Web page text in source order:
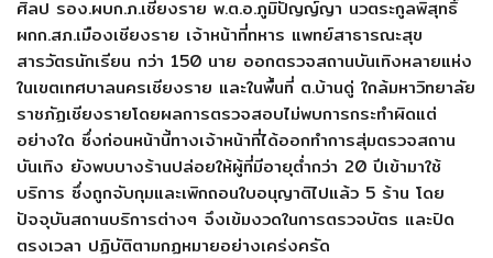
ศิลป รอง.ผบก.ภ.เชียงราย พ.ต.อ.ภูมิปัญญ์ญา นวตระกูลพิสุทธิ์
ผกก.สภ.เมืองเชียงราย เจ้าหน้าที่ทหาร แพทย์สาธารณะสุข
สารวัตรนักเรียน กว่า 150 นาย ออกตรวจสถานบันเทิงหลายแห่ง
ในเขตเทศบาลนครเชียงราย และในพื้นที่ ต.บ้านดู่ ใกล้มหาวิทยาลัย
ราชภัฏเชียงรายโดยผลการตรวจสอบไม่พบการกระทำผิดแต่
อย่างใด ซึ่งก่อนหน้านี้ทางเจ้าหน้าที่ได้ออกทำการสุ่มตรวจสถาน
บันเทิง ยังพบบางร้านปล่อยให้ผู้ที่มีอายุต่ำกว่า 20 ปีเข้ามาใช้
บริการ ซึ่งถูกจับกุมและเพิกถอนใบอนุญาติไปแล้ว 5 ร้าน โดย
ปัจจุบันสถานบริการต่างๆ จึงเข้มงวดในการตรวจบัตร และปิด
ตรงเวลา ปฏิบัติตามกฏหมายอย่างเคร่งครัด